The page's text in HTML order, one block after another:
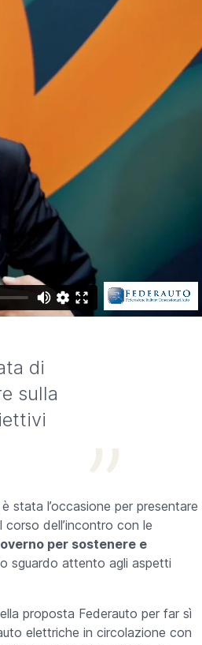
di
sulla
stata l’occasione per presentare
dell’incontro con le
per sostenere e
sguardo attento agli aspetti
proposta Federauto per far sì
elettriche in circolazione con